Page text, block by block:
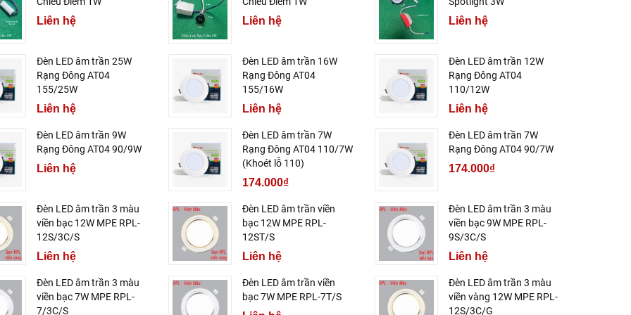
Liên hệ Liên hệ Liên hệ
Đèn LED âm trần 25W
Rạng Đông AT04
155/25W
Liên hệ
Đèn LED âm trần 16W
Rạng Đông AT04
155/16W
Liên hệ
Đèn LED âm trần 12W
Rạng Đông AT04
110/12W
Liên hệ
Đèn LED âm trần 9W
Rạng Đông AT04 90/9W
Liên hệ
Đèn LED âm trần 7W
Rạng Đông AT04 110/7W
(Khoét lỗ 110)
174.000₫
Đèn LED âm trần 7W
Rạng Đông AT04 90/7W
174.000₫
Đèn LED âm trần 3 màu
viền bạc 12W MPE RPL-
12S/3C/S
Liên hệ
Đèn LED âm trần viền
bạc 12W MPE RPL-
12ST/S
Liên hệ
Đèn LED âm trần 3 màu
viền bạc 9W MPE RPL-
9S/3C/S
Liên hệ
Đèn LED âm trần 3 màu
viền bạc 7W MPE RPL-
7/3C/S
Đèn LED âm trần viền
bạc 7W MPE RPL-7T/S
Đèn LED âm trần 3 màu
viền vàng 12W MPE RPL-
12S/3C/G